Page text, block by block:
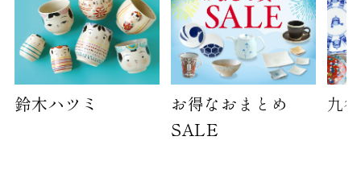
す。
ご提供枚数の上限はご注文商品数となります。
天掛け包装、ギフト袋対応の商品にはおつけでき
ません。
※犬猫時計には、手提袋をお付けできません
鈴木ハツミ
お得なおまとめ
SALE
九